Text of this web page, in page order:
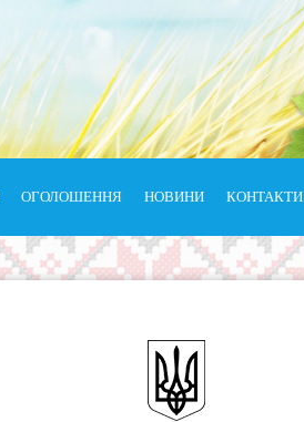
ОГОЛОШЕННЯ НОВИНИ КОНТАКТИ